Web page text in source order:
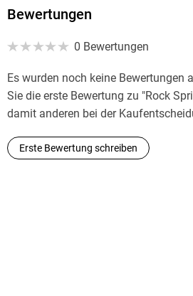
Bewertungen
0 Bewertungen
Es wurden noch keine Bewertungen
Sie die erste Bewertung zu "Rock
damit anderen bei der
Erste Bewertung schreiben